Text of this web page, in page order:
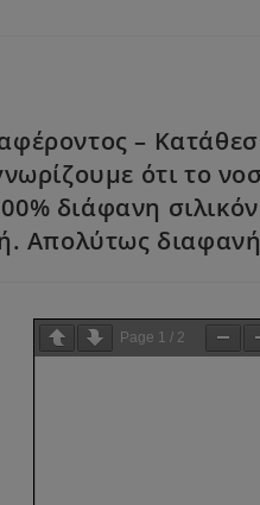
–
ότι το
διάφανη
Απολύτως
Page 1 / 2